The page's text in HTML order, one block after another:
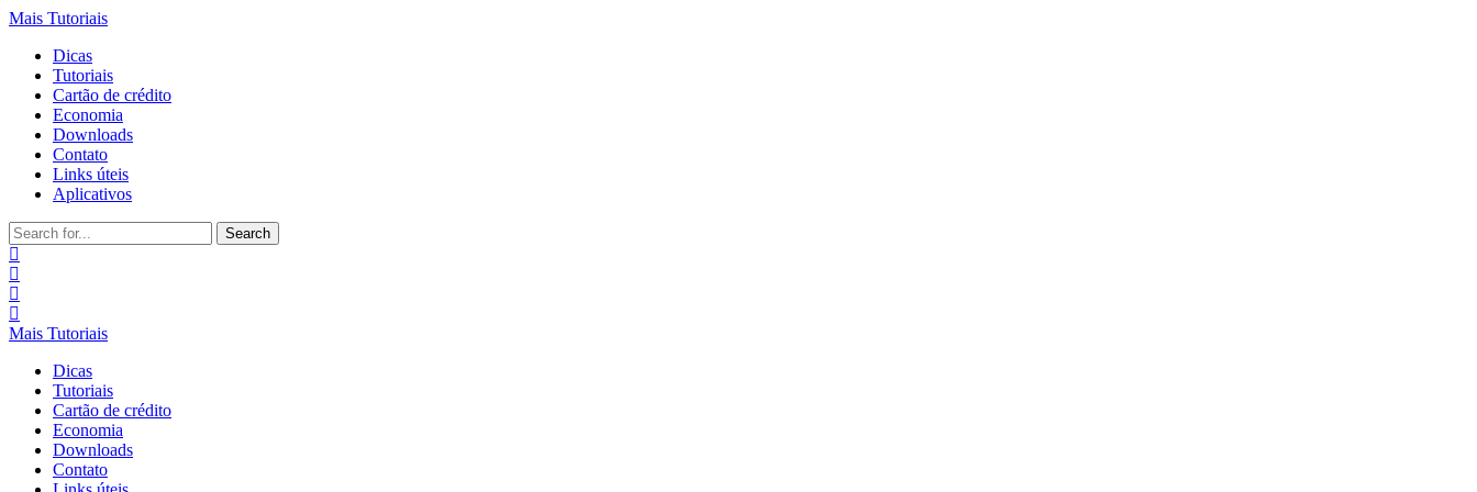
Mais Tutoriais
Dicas
Tutoriais
Cartão de crédito
Economia
Downloads
Contato
Links úteis
Aplicativos
Search
for:
Mais Tutoriais
Dicas
Tutoriais
Cartão de crédito
Economia
Downloads
Contato